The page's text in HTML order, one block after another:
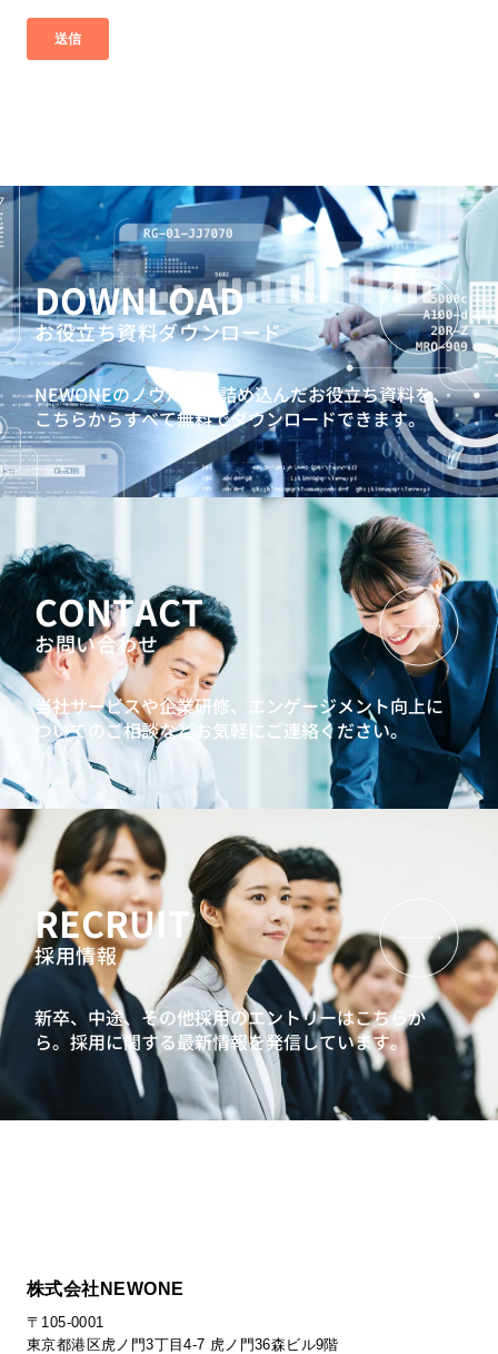
DOWNLOAD
お役立ち資料ダウンロード
NEWONEのノウハウを詰め込んだお役立ち資料を、
こちらからすべて無料でダウンロードできます。
CONTACT
お問い合わせ
当社サービスや企業研修、エンゲージメント向上に
ついてのご相談などお気軽にご連絡ください。
RECRUIT
採用情報
新卒、中途、その他採用のエントリーはこちらか
ら。採用に関する最新情報を発信しています。
株式会社NEWONE
〒105-0001
東京都港区虎ノ門3丁目4-7 虎ノ門36森ビル9階